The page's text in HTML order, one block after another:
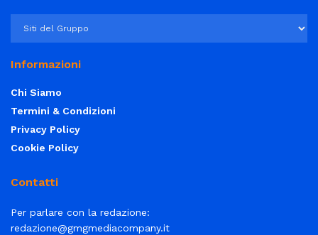
Informazioni
Chi Siamo
Termini & Condizioni
Privacy Policy
Cookie Policy
Contatti
Per parlare con la redazione:
redazione@gmgmediacompany.it